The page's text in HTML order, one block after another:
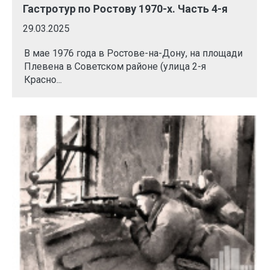
Гастротур по Ростову 1970-х. Часть 4-я
29.03.2025
В мае 1976 года в Ростове-на-Дону, на площади
Плевена в Советском районе (улица 2-я
Красно...